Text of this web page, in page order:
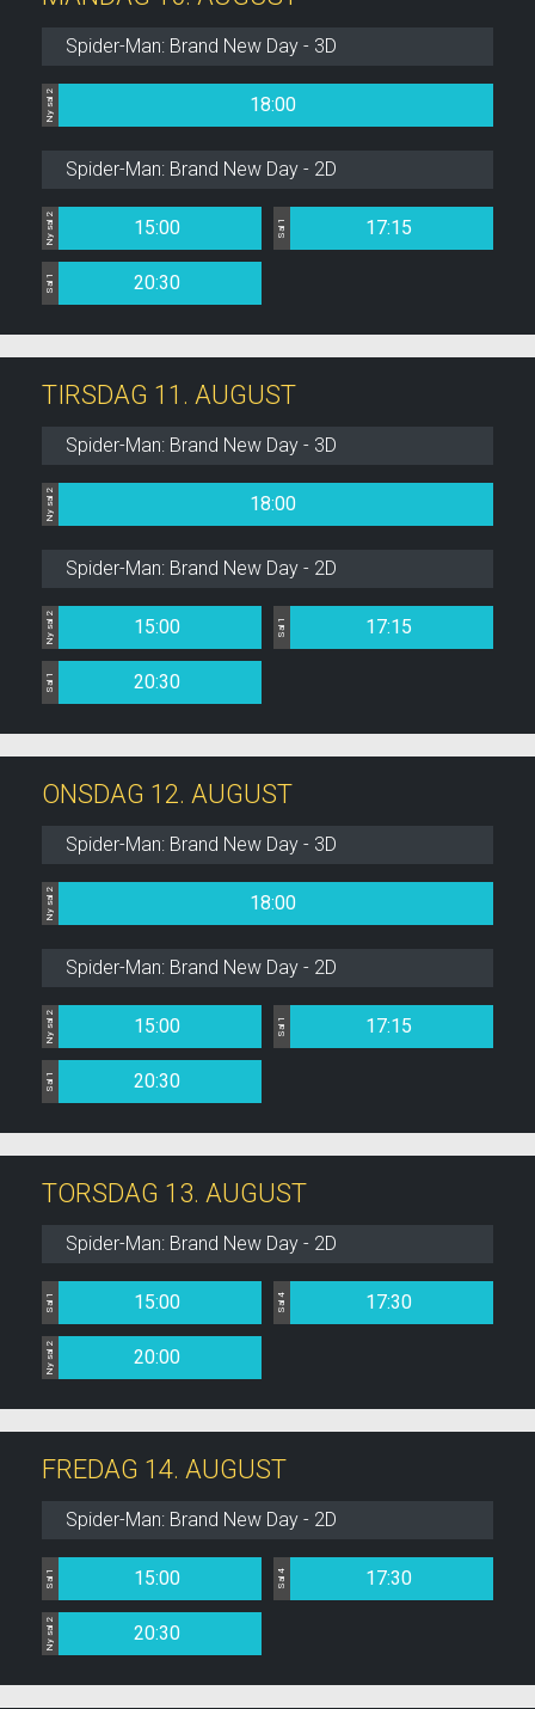
Spider-Man: Brand New Day - 3D
Ny sal 2 18:00
Spider-Man: Brand New Day - 2D
Ny sal 2 15:00 Sal 1 17:15
Sal 1 20:30
TIRSDAG 11. AUGUST
Spider-Man: Brand New Day - 3D
Ny sal 2 18:00
Spider-Man: Brand New Day - 2D
Ny sal 2 15:00 Sal 1 17:15
Sal 1 20:30
ONSDAG 12. AUGUST
Spider-Man: Brand New Day - 3D
Ny sal 2 18:00
Spider-Man: Brand New Day - 2D
Ny sal 2 15:00 Sal 1 17:15
Sal 1 20:30
TORSDAG 13. AUGUST
Spider-Man: Brand New Day - 2D
Sal 1 15:00 Sal 4 17:30
Ny sal 2 20:00
FREDAG 14. AUGUST
Spider-Man: Brand New Day - 2D
Sal 1 15:00 Sal 4 17:30
Ny sal 2 20:30